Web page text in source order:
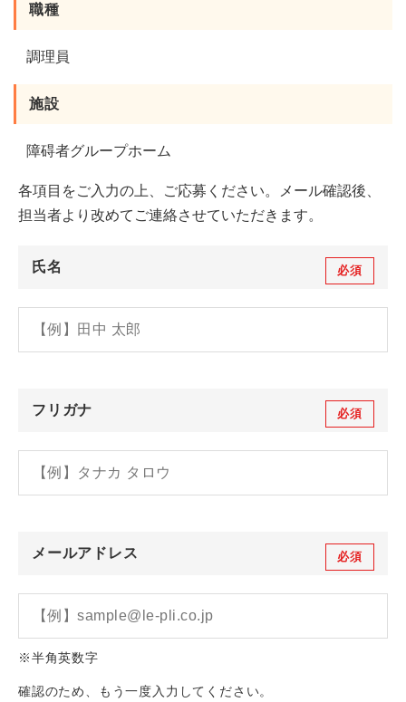
職種
調理員
施設
障碍者グループホーム
各項目をご入力の上、ご応募ください。メール確認後、
担当者より改めてご連絡させていただきます。
氏名 必須
フリガナ 必須
メールアドレス 必須
※半角英数字
確認のため、もう一度入力してください。